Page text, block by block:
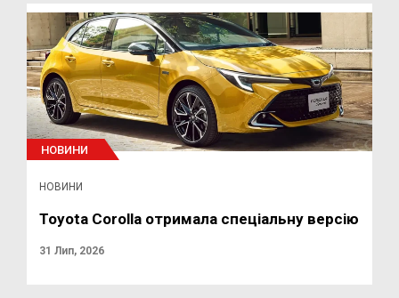
НОВИНИ
НОВИНИ
Toyota Corolla отримала спеціальну версію
31 Лип, 2026